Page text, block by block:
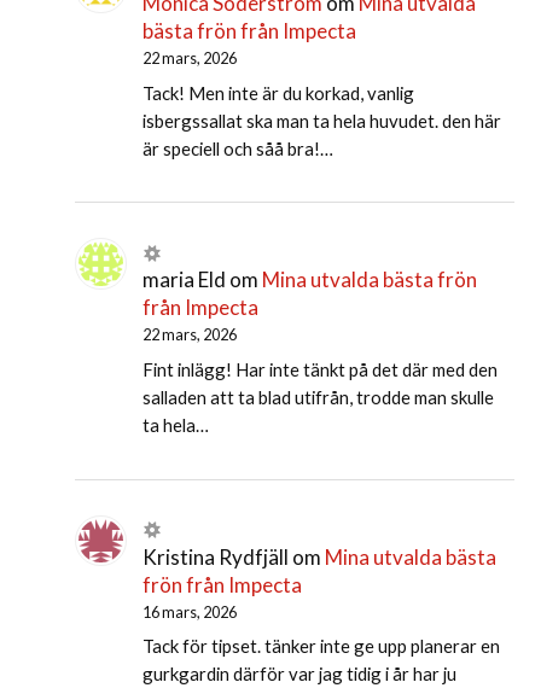
bästa frön från Impecta
22 mars, 2026
Tack! Men inte är du korkad, vanlig
isbergssallat ska man ta hela huvudet. den här
är speciell och såå bra!…
maria Eld om Mina utvalda bästa frön
från Impecta
22 mars, 2026
Fint inlägg! Har inte tänkt på det där med den
salladen att ta blad utifrån, trodde man skulle
ta hela…
Kristina Rydfjäll om Mina utvalda bästa
frön från Impecta
16 mars, 2026
Tack för tipset. tänker inte ge upp planerar en
gurkgardin därför var jag tidig i år har ju